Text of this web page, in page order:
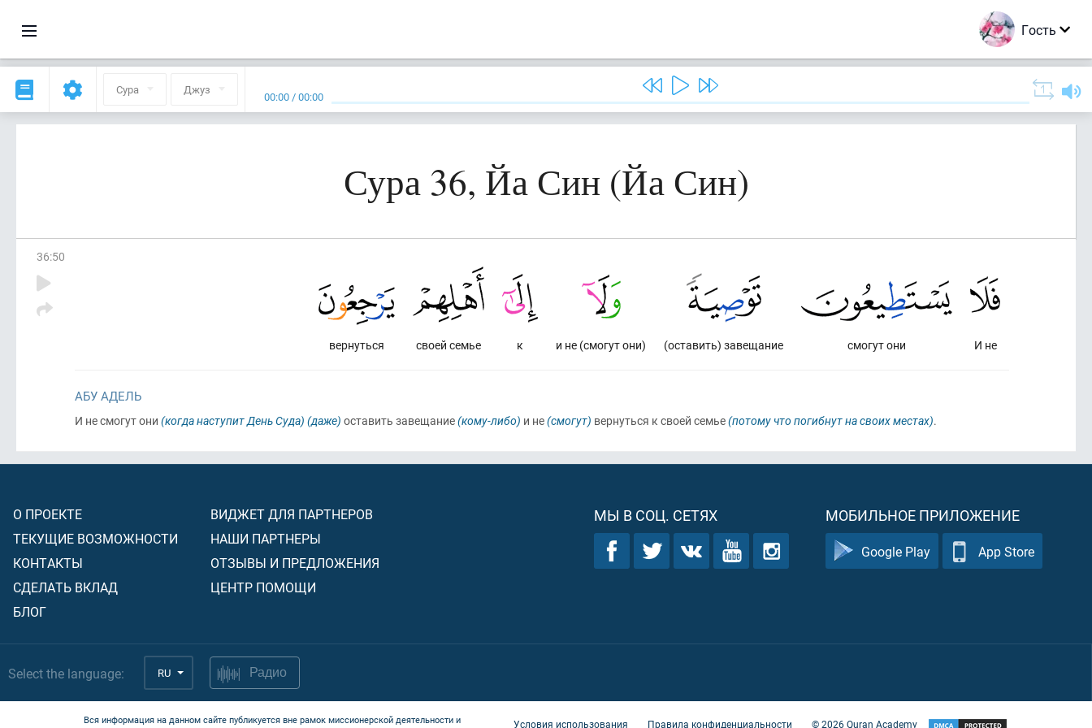
Гость
Сура Джуз 00:00 /00:00
Сура 36, Йа Син (Йа Син)
36:50
И не
смогут они
(оставить) завещание
и не (смогут они)
к
своей семье
вернуться
АБУ АДЕЛЬ
И не смогут они (когда наступит День Суда) (даже) оставить завещание(кому-либо) и не(смогут) вернуться к своей семье(потому что погибнут на своих местах).
О ПРОЕКТЕ
ТЕКУЩИЕ ВОЗМОЖНОСТИ
КОНТАКТЫ
СДЕЛАТЬ ВКЛАД
БЛОГ
ВИДЖЕТ ДЛЯ ПАРТНЕРОВ
НАШИ ПАРТНЕРЫ
ОТЗЫВЫ И ПРЕДЛОЖЕНИЯ
ЦЕНТР ПОМОЩИ
МЫ В СОЦ. СЕТЯХ МОБИЛЬНОЕ ПРИЛОЖЕНИЕ
Google Play App Store
Select the language: RU Радио
Вся информация на данном сайте публикуется вне рамок миссионерской деятельности и
Условия использования Правила конфиденциальности ©2026Quran Academy